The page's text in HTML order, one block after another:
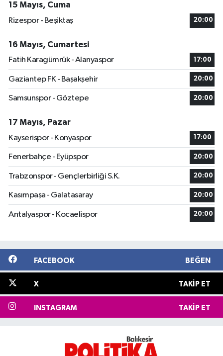
15 Mayıs, Cuma
Rizespor - Beşiktaş
20:00
16 Mayıs, Cumartesi
Fatih Karagümrük - Alanyaspor
17:00
Gaziantep FK - Başakşehir 20:00
Samsunspor - Göztepe 20:00
17 Mayıs, Pazar
Kayserispor - Konyaspor
17:00
Fenerbahçe - Eyüpspor 20:00
Trabzonspor - Gençlerbirliği S.K. 20:00
Kasımpaşa - Galatasaray 20:00
Antalyaspor - Kocaelispor 20:00
FACEBOOK BEĞEN
X TAKIP ET
INSTAGRAM TAKIP ET